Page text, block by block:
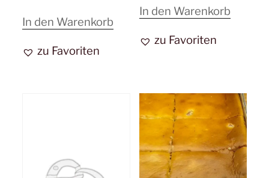
In den Warenkorb
zu Favoriten
In den Warenkorb
zu Favoriten